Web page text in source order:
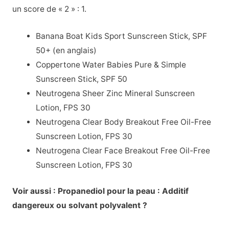
un score de « 2 » : 1.
Banana Boat Kids Sport Sunscreen Stick, SPF
50+ (en anglais)
Coppertone Water Babies Pure & Simple
Sunscreen Stick, SPF 50
Neutrogena Sheer Zinc Mineral Sunscreen
Lotion, FPS 30
Neutrogena Clear Body Breakout Free Oil-Free
Sunscreen Lotion, FPS 30
Neutrogena Clear Face Breakout Free Oil-Free
Sunscreen Lotion, FPS 30
Voir aussi : Propanediol pour la peau : Additif
dangereux ou solvant polyvalent ?